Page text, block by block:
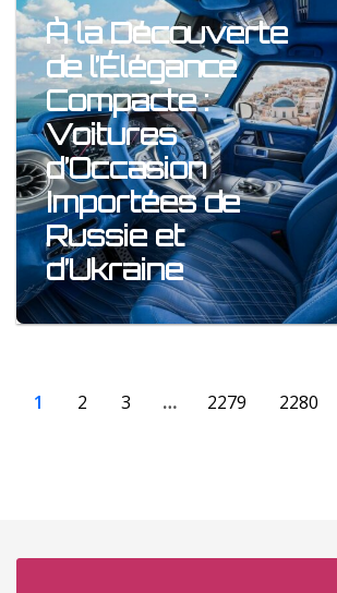
À la Découverte
de l’Élégance
Compacte :
Voitures
d’Occasion
Importées de
Russie et
d’Ukraine
1 2 3 … 2279 2280